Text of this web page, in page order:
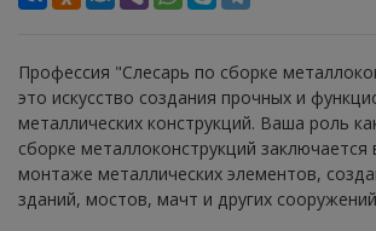
Профессия "Слесарь по сборке
это искусство создания прочных и
металлических конструкций. Ваша роль
сборке металлоконструкций заключается
монтаже металлических элементов,
зданий, мостов, мачт и других